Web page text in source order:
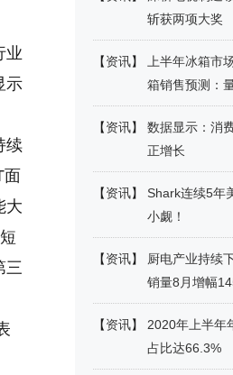
业
示
续
大
三
斩获两项大奖
【资讯】
上半年冰箱市
箱销售预测：
【资讯】
数据显示：消
正增长
【资讯】
Shark连续5年
小觑！
【资讯】
厨电产业持续
销量8月增幅
【资讯】
2020年上半年
占比达66.3%